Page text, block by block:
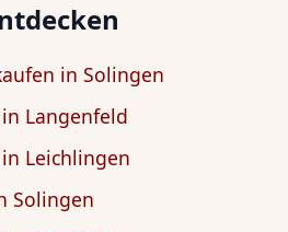
in Solingen
Langenfeld
Leichlingen
Solingen